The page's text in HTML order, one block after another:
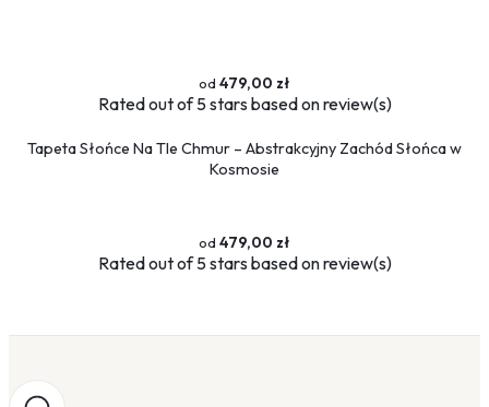
479,00 zł
Ratedout of 5 stars based onreview(s)
Tapeta Słońce Na Tle Chmur – Abstrakcyjny Zachód Słońca w
Kosmosie
479,00 zł
Ratedout of 5 stars based onreview(s)